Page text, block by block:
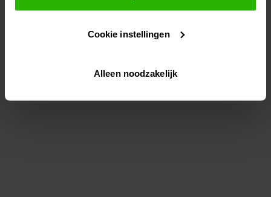
gepersonaliseerde advertenties te plaatsen.
Lees hier meer over in onsprivacybeleid
Via "Cookie instellingen" kun je ook zelf instellen welke
Cookie instellingen
Alleen noodzakelijk